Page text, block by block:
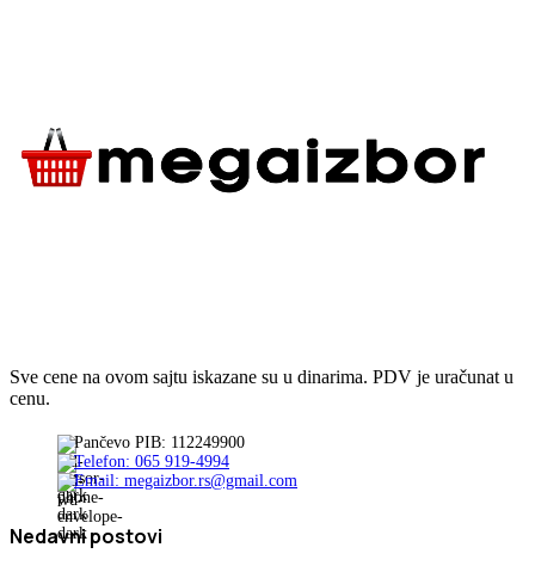
Sve cene na ovom sajtu iskazane su u dinarima. PDV je uračunat u
cenu.
Pančevo PIB: 112249900
Telefon: 065 919-4994
Email: megaizbor.rs@gmail.com
Nedavni postovi